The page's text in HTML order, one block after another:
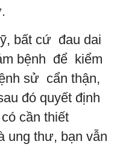
bất cứ đau dai
bệnh để kiểm
sử cẩn thận,
đó quyết định
cần thiết
ung thư, bạn vẫn